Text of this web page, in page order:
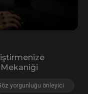
Mekaniği
yorgunluğu önleyici